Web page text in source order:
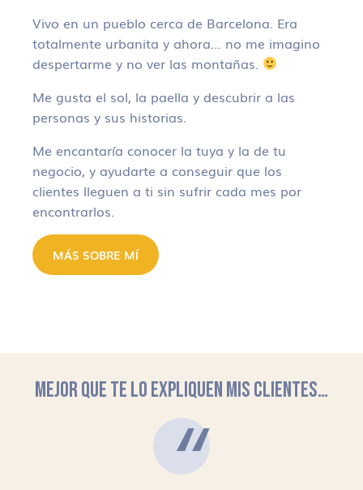
Vivo en un pueblo cerca de Barcelona. Era
totalmente urbanita y ahora… no me imagino
despertarme y no ver las montañas.
Me gusta el sol, la paella y descubrir a las
personas y sus historias.
Me encantaría conocer la tuya y la de tu
negocio, y ayudarte a conseguir que los
clientes lleguen a ti sin sufrir cada mes por
encontrarlos.
MÁS SOBRE MÍ
MEJOR QUE TE LO EXPLIQUEN MIS CLIENTES…